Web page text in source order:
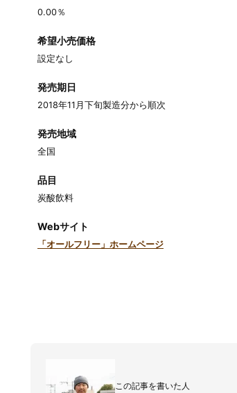
0.00％
希望小売価格
設定なし
発売期日
2018年11月下旬製造分から順次
発売地域
全国
品目
炭酸飲料
Webサイト
「オールフリー」ホームページ
この記事を書いた人